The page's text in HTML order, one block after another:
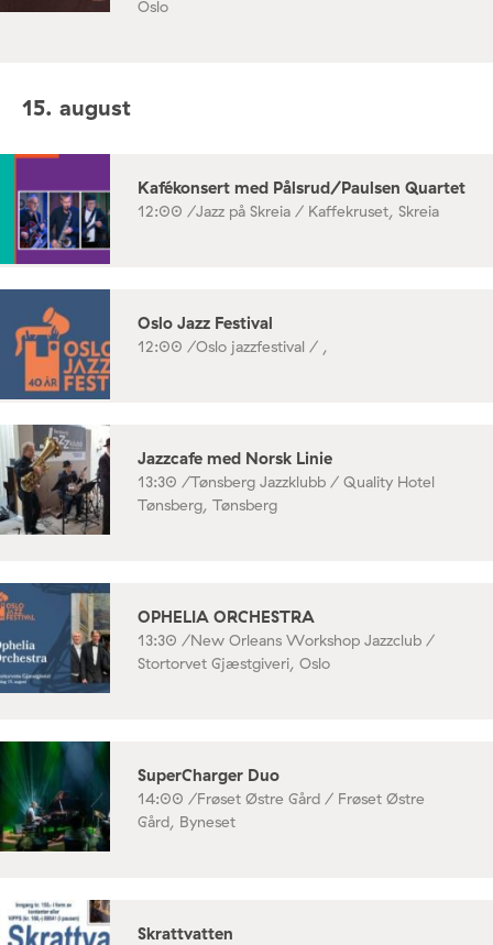
Oslo
15. august
Kafékonsert med Pålsrud/Paulsen Quartet
12:00 /Jazz på Skreia / Kaffekruset, Skreia
Oslo Jazz Festival
12:00 /Oslo jazzfestival / ,
Jazzcafe med Norsk Linie
13:30 /Tønsberg Jazzklubb / Quality Hotel
Tønsberg, Tønsberg
OPHELIA ORCHESTRA
13:30 /New Orleans Workshop Jazzclub /
Stortorvet Gjæstgiveri, Oslo
SuperCharger Duo
14:00 /Frøset Østre Gård / Frøset Østre
Gård, Byneset
Skrattvatten